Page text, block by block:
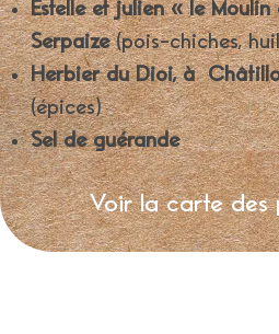
Estelle et julien « le
Serpaize(pois-chiches,
Herbier du Dioi, à
(épices)
Sel de guérande
Voir la carte des